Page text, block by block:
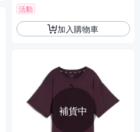
活動
加入購物車
補貨中